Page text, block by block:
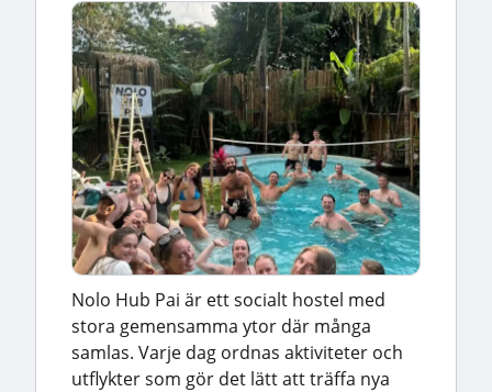
Nolo Hub Pai är ett socialt hostel med
stora gemensamma ytor där många
samlas. Varje dag ordnas aktiviteter och
utflykter som gör det lätt att träffa nya